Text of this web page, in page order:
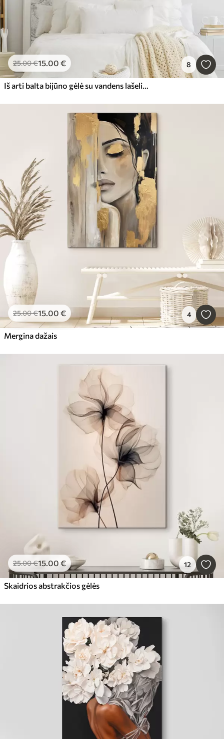
25.00€15.00 € 8
Iš arti balta bijūno gėlė su vandens lašeliais ant žiedlapių, neryškiame fone
25.00€15.00 € 4
Mergina dažais
25.00€15.00 € 12
Skaidrios abstrakčios gėlės